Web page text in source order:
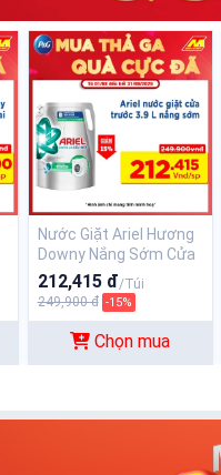
Nước Giặt Ariel Hương
Downy Nắng Sớm Cửa
Trước 3.7-3.9L
212,415 đ/Túi
249,900 đ -15%
Chọn mua